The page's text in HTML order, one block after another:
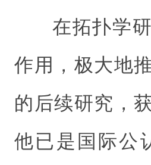
在拓扑学
作用，极大地
的后续研究，
他已是国际公